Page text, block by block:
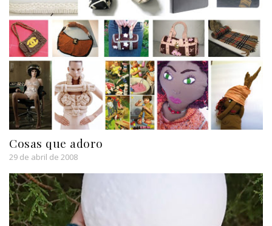
Cosas que adoro
29 de abril de 2008